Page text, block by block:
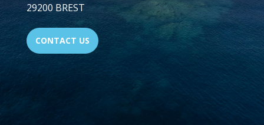
29200 BREST
CONTACT US